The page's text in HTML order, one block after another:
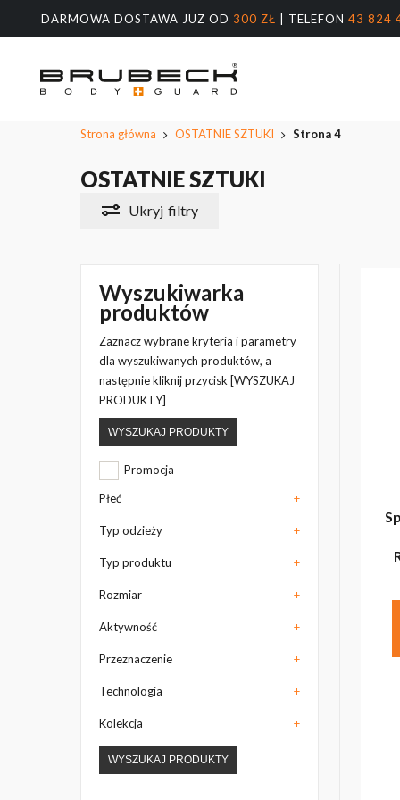
głównej
DARMOWA DOSTAWA JUZ OD 300 ZŁ | TELEFON 43 824
Strona główna OSTATNIE SZTUKI Strona 4
OSTATNIE SZTUKI
Ukryj filtry
Wyszukiwarka
produktów
Zaznacz wybrane kryteria i parametry
dla wyszukiwanych produktów, a
następnie kliknij przycisk [WYSZUKAJ
PRODUKTY]
WYSZUKAJ PRODUKTY
Promocja
Płeć +
Typ odzieży +
Typ produktu +
Rozmiar +
Aktywność +
Przeznaczenie +
Technologia +
Kolekcja +
WYSZUKAJ PRODUKTY